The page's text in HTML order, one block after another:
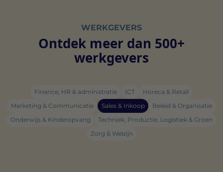
WERKGEVERS
Ontdek meer dan 500+
werkgevers
Finance, HR & administratie ICT
Horeca & Retail
Marketing & Communicatie
Sales & Inkoop
Beleid & Organisatie
Onderwijs & Kinderopvang
Techniek, Productie, Logistiek & Groen
Zorg & Welzijn